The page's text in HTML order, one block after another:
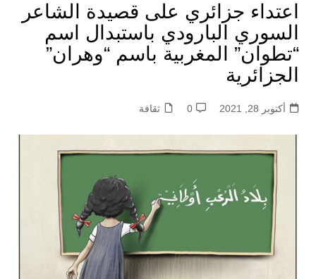
اعتداء جزائري على قصيدة الشاعر
السوري البارودي باستبدال اسم
“تطوان” المغربية باسم “وهران”
الجزائرية
أكتوبر 28, 2021 0 ثقافة